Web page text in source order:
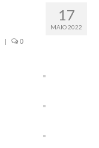
17
MAIO 2022
0